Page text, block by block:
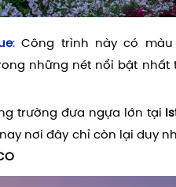
:Công trình này có
những nét nổi bật nhất
trường đưa ngựa lớn tại
nơi đây chỉ còn lại duy